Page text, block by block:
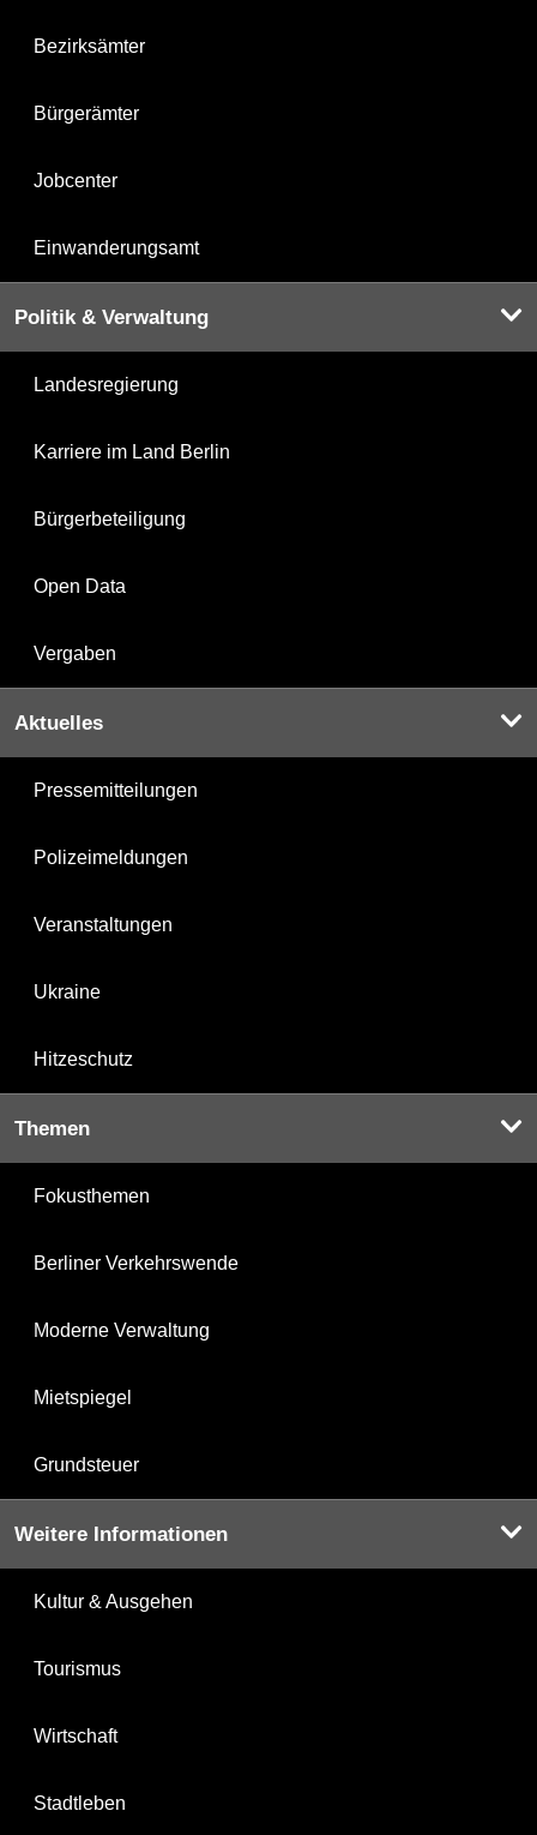
Bezirksämter
Bürgerämter
Jobcenter
Einwanderungsamt
Politik & Verwaltung
Landesregierung
Karriere im Land Berlin
Bürgerbeteiligung
Open Data
Vergaben
Aktuelles
Pressemitteilungen
Polizeimeldungen
Veranstaltungen
Ukraine
Hitzeschutz
Themen
Fokusthemen
Berliner Verkehrswende
Moderne Verwaltung
Mietspiegel
Grundsteuer
Weitere Informationen
Kultur & Ausgehen
Tourismus
Wirtschaft
Stadtleben